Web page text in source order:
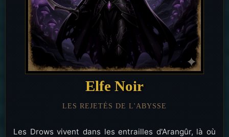
Elfe Noir
LES REJETÉS DE L'ABYSSE
Les Drows vivent dans les entrailles d'Arangûr, là où